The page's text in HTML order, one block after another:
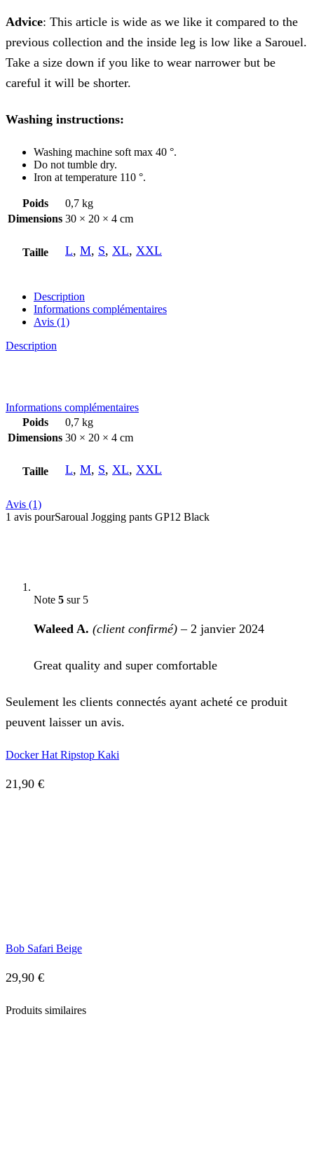
Advice: This article is wide as we like it compared to the
previous collection and the inside leg is low like a Sarouel.
Take a size down if you like to wear narrower but be
careful it will be shorter.
Washing instructions:
Washing machine soft max 40 °.
Do not tumble dry.
Iron at temperature 110 °.
Poids
0,7 kg
Dimensions 30 × 20 × 4 cm
Taille L, M, S, XL, XXL
Description
Informations complémentaires
Avis (1)
Description
Informations complémentaires
Poids
0,7 kg
Dimensions 30 × 20 × 4 cm
Taille L, M, S, XL, XXL
Avis (1)
1 avis pourSaroual Jogging pants GP12 Black
Note 5 sur 5
Waleed A. (client confirmé) – 2 janvier 2024
Great quality and super comfortable
Seulement les clients connectés ayant acheté ce produit
peuvent laisser un avis.
Docker Hat Ripstop Kaki
21,90 €
Bob Safari Beige
29,90 €
Produits similaires